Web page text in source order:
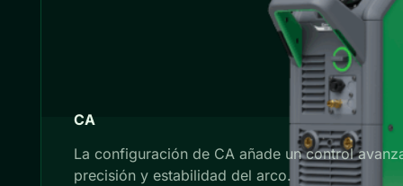
CA
La configuración de CA añade un control
precisión y estabilidad del arco.